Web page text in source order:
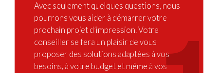
Avec seulement quelques questions, nous
pourrons vous aider à démarrer votre
prochain projet d’impression. Votre
conseiller se fera un plaisir de vous
proposer des solutions adaptées à vos
besoins, à votre budget et même à vos